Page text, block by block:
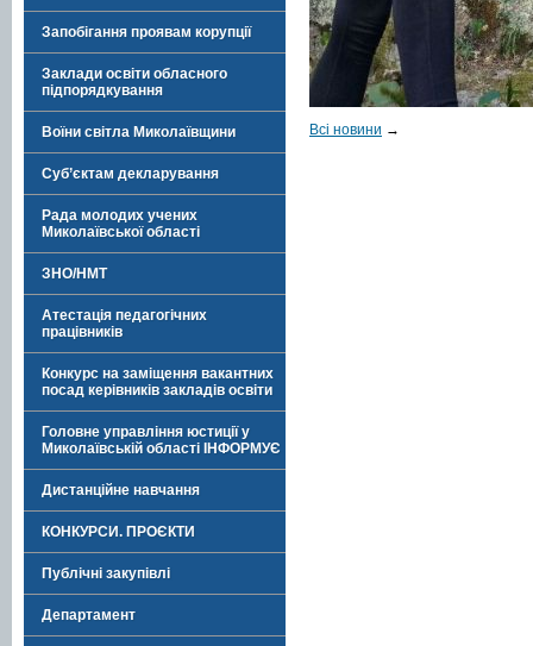
Запобігання проявам корупції
Заклади освіти обласного
підпорядкування
Воїни світла Миколаївщини
Суб’єктам декларування
Рада молодих учених
Миколаївської області
ЗНО/НМТ
Атестація педагогічних
працівників
Конкурс на заміщення вакантних
посад керівників закладів освіти
Головне управління юстиції у
Миколаївській області ІНФОРМУЄ
Дистанційне навчання
КОНКУРСИ. ПРОЄКТИ
Публічні закупівлі
Департамент
Всі новини →